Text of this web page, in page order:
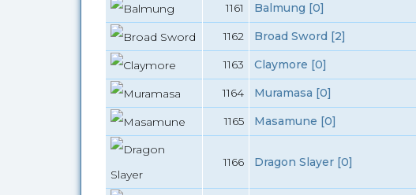
1161
Balmung [0]
1162
Broad Sword [2]
1163
Claymore [0]
1164
Muramasa [0]
1165
Masamune [0]
1166 Dragon Slayer [0]